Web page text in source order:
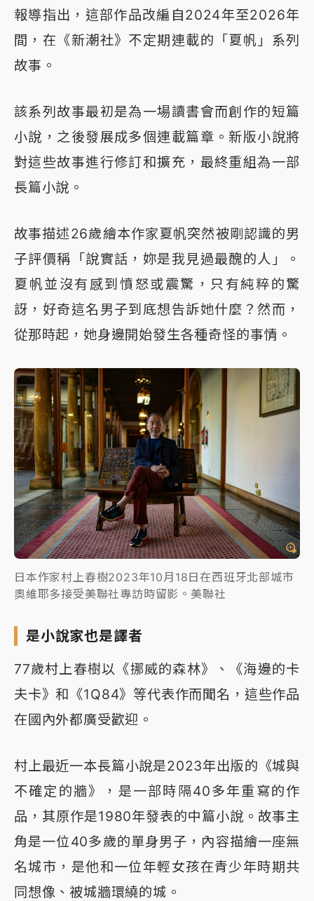
報導指出，這部作品改編自2024年至2026年
間，在《新潮社》不定期連載的「夏帆」系列
故事。
該系列故事最初是為一場讀書會而創作的短篇
小說，之後發展成多個連載篇章。新版小說將
對這些故事進行修訂和擴充，最終重組為一部
長篇小說。
故事描述26歲繪本作家夏帆突然被剛認識的男
子評價稱「說實話，妳是我見過最醜的人」。
夏帆並沒有感到憤怒或震驚，只有純粹的驚
訝，好奇這名男子到底想告訴她什麼？然而，
從那時起，她身邊開始發生各種奇怪的事情。
日本作家村上春樹2023年10月18日在西班牙北部城市
奧維耶多接受美聯社專訪時留影。美聯社
是小說家也是譯者
77歲村上春樹以《挪威的森林》、《海邊的卡
夫卡》和《1Q84》等代表作而聞名，這些作品
在國內外都廣受歡迎。
村上最近一本長篇小說是2023年出版的《城與
不確定的牆》，是一部時隔40多年重寫的作
品，其原作是1980年發表的中篇小說。故事主
角是一位40多歲的單身男子，內容描繪一座無
名城市，是他和一位年輕女孩在青少年時期共
同想像、被城牆環繞的城。